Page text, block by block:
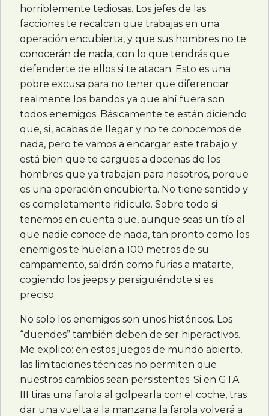
horriblemente tediosas. Los jefes de las
facciones te recalcan que trabajas en una
operación encubierta, y que sus hombres no te
conocerán de nada, con lo que tendrás que
defenderte de ellos si te atacan. Esto es una
pobre excusa para no tener que diferenciar
realmente los bandos ya que ahí fuera son
todos enemigos. Básicamente te están diciendo
que, sí, acabas de llegar y no te conocemos de
nada, pero te vamos a encargar este trabajo y
está bien que te cargues a docenas de los
hombres que ya trabajan para nosotros, porque
es una operación encubierta. No tiene sentido y
es completamente ridículo. Sobre todo si
tenemos en cuenta que, aunque seas un tío al
que nadie conoce de nada, tan pronto como los
enemigos te huelan a 100 metros de su
campamento, saldrán como furias a matarte,
cogiendo los jeeps y persiguiéndote si es
preciso.
No solo los enemigos son unos histéricos. Los
“duendes” también deben de ser hiperactivos.
Me explico: en estos juegos de mundo abierto,
las limitaciones técnicas no permiten que
nuestros cambios sean persistentes. Si en GTA
III tiras una farola al golpearla con el coche, tras
dar una vuelta a la manzana la farola volverá a